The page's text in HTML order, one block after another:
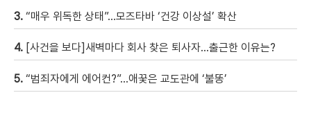
3. “매우 위독한 상태”…모즈타바 ‘건강 이상설’ 확산
4. [사건을 보다]새벽마다 회사 찾은 퇴사자…출근한 이유는?
5. “범죄자에게 에어컨?”…애꿎은 교도관에 ‘불똥’